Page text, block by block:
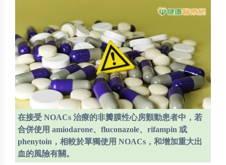
在接受 NOACs 治療的非瓣膜性心房顫動患者中，若
合併使用 amiodarone、fluconazole、rifampin 或
phenytoin，相較於單獨使用 NOACs，和增加重大出
血的風險有關。